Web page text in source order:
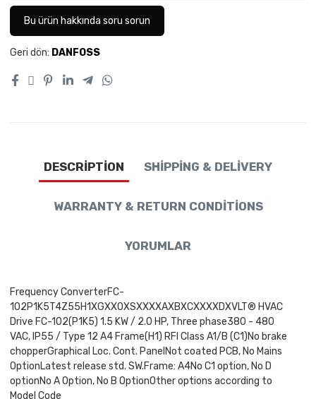
Bu ürün hakkında soru sorun
Geri dön: DANFOSS
DESCRIPTION SHIPPING & DELIVERY
WARRANTY & RETURN CONDITIONS
YORUMLAR
Frequency ConverterFC-
102P1K5T4Z55H1XGXXOXSXXXXAXBXCXXXXDXVLT® HVAC
Drive FC-102(P1K5) 1.5 KW / 2.0 HP, Three phase380 - 480
VAC, IP55 / Type 12 A4 Frame(H1) RFI Class A1/B (C1)No brake
chopperGraphical Loc. Cont. PanelNot coated PCB, No Mains
OptionLatest release std. SW.Frame: A4No C1 option, No D
optionNo A Option, No B OptionOther options according to
Model Code